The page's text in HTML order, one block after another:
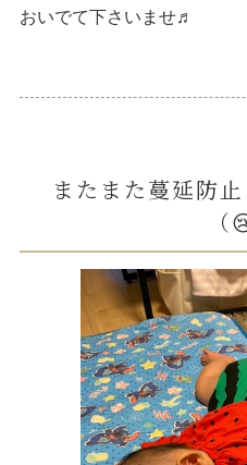
おいでて下さいませ♬
またまた蔓延防
（